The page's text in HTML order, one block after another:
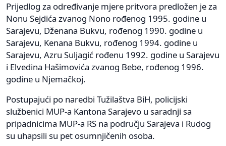
Prijedlog za određivanje mjere pritvora predložen je za
Nonu Sejdića zvanog Nono rođenog 1995. godine u
Sarajevu, Dženana Bukvu, rođenog 1990. godine u
Sarajevu, Kenana Bukvu, rođenog 1994. godine u
Sarajevu, Azru Suljagić rođenu 1992. godine u Sarajevu
i Elvedina Hašimovića zvanog Bebe, rođenog 1996.
godine u Njemačkoj.
Postupajući po naredbi Tužilaštva BiH, policijski
službenici MUP-a Kantona Sarajevo u saradnji sa
pripadnicima MUP-a RS na području Sarajeva i Rudog
su uhapsili su pet osumnjičenih osoba.